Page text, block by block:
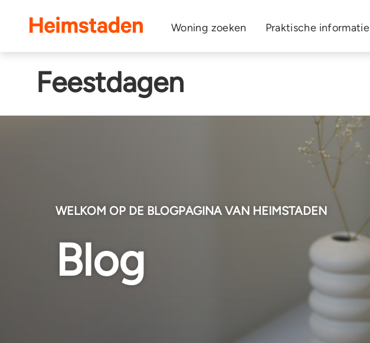
HeimstadenWoning zoeken Praktische informatie
Feestdagen
WELKOM OP DE BLOGPAGINA VAN HEIMSTADEN
Blog